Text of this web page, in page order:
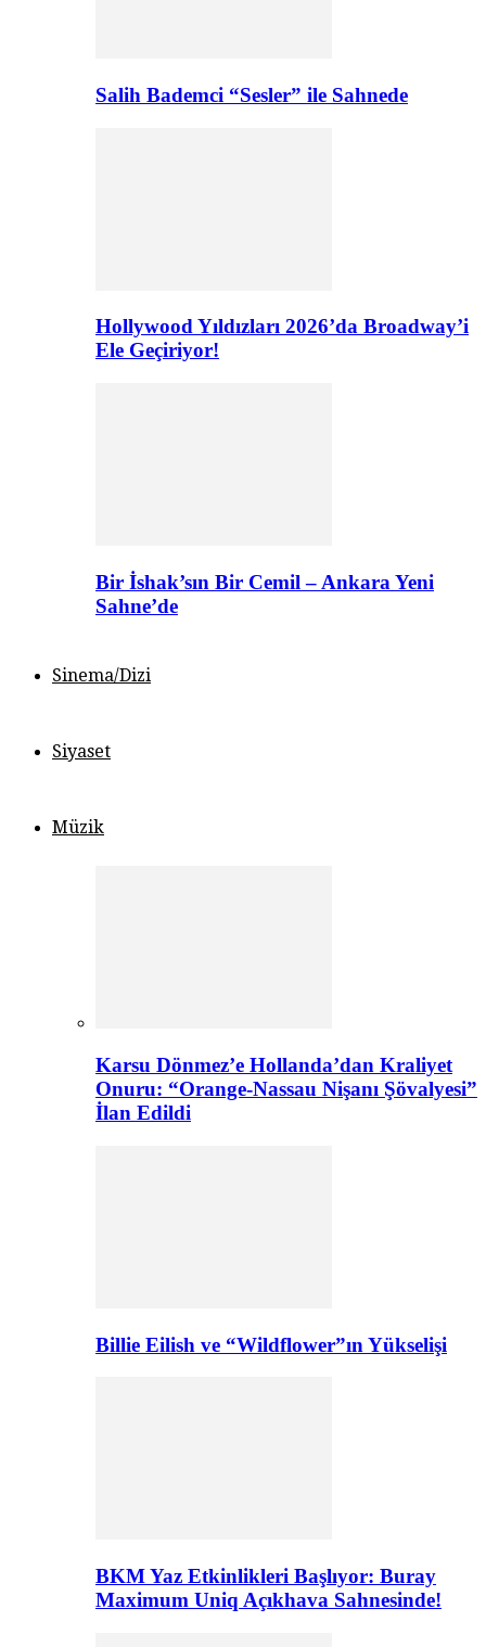
Salih Bademci “Sesler” ile Sahnede
Hollywood Yıldızları 2026’da Broadway’i
Ele Geçiriyor!
Bir İshak’sın Bir Cemil – Ankara Yeni
Sahne’de
Sinema/Dizi
Siyaset
Müzik
Karsu Dönmez’e Hollanda’dan Kraliyet
Onuru: “Orange-Nassau Nişanı Şövalyesi”
İlan Edildi
Billie Eilish ve “Wildflower”ın Yükselişi
BKM Yaz Etkinlikleri Başlıyor: Buray
Maximum Uniq Açıkhava Sahnesinde!